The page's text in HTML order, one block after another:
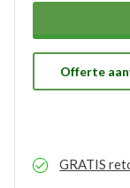
hoeft u bij
proces te
ons gratis op
nabestellingen
logo’s
Offerte
GRATIS